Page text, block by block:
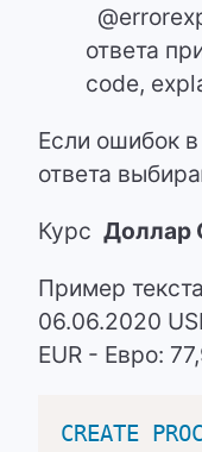
ответа
code,
Если ошибок
ответа
Курс
Пример
06.06.2020
EUR - Евро:
CREATE